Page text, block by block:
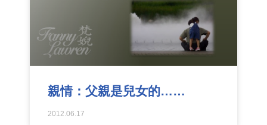
親情：父親是兒女的……
2012.06.17